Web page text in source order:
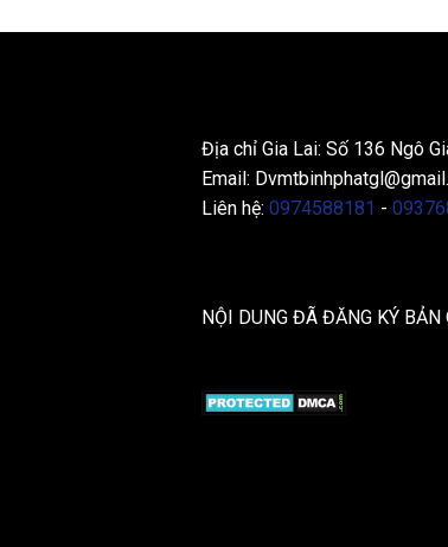
Địa chỉ Gia Lai: Số 136 Ngô
Email:
Liên hệ: 0974588181 -
NỘI DUNG ĐÃ ĐĂNG KÝ BẢN